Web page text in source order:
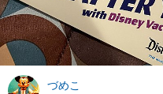
づめこ